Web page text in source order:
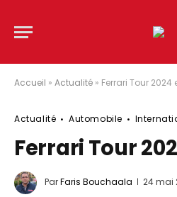
Accueil » Actualité » Ferrari Tour 2024
Actualité Automobile
Ferrari Tour
ParFaris Bouchaala 24 mai